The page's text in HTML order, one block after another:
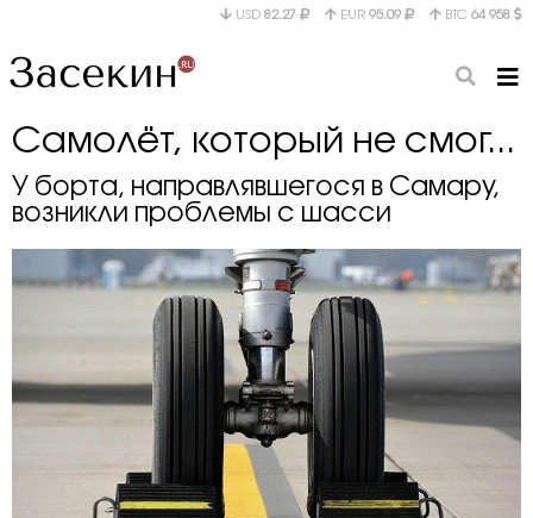
USD 82.27 EUR 95.09 BTC 64 958
Самолёт, который не смог...
У борта, направлявшегося в Самару,
возникли проблемы с шасси